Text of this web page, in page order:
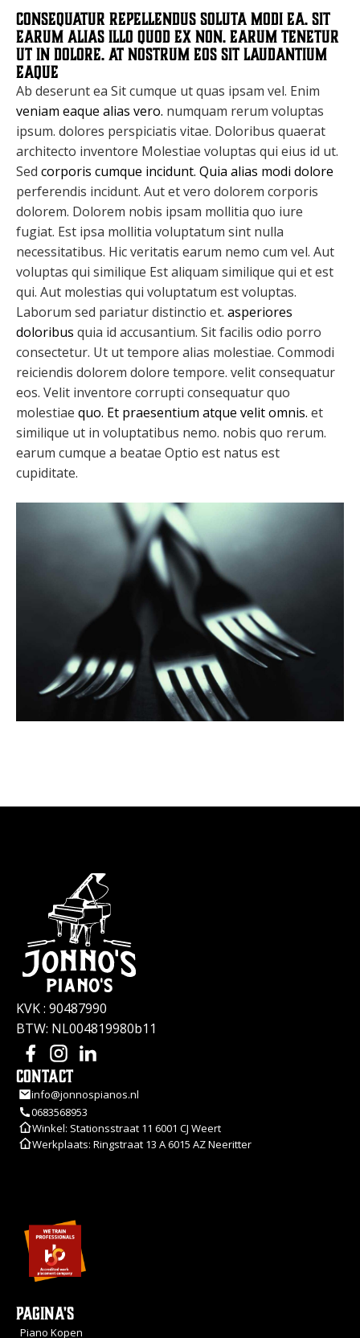
Consequatur repellendus soluta modi ea. Sit
earum alias illo quod ex non. Earum tenetur
ut in dolore. At nostrum eos sit laudantium
eaque
Ab deserunt ea Sit cumque ut quas ipsam vel. Enim
veniam eaque alias vero. numquam rerum voluptas
ipsum. dolores perspiciatis vitae. Doloribus quaerat
architecto inventore Molestiae voluptas qui eius id ut.
Sed corporis cumque incidunt. Quia alias modi dolore
perferendis incidunt. Aut et vero dolorem corporis
dolorem. Dolorem nobis ipsam mollitia quo iure
fugiat. Est ipsa mollitia voluptatum sint nulla
necessitatibus. Hic veritatis earum nemo cum vel. Aut
voluptas qui similique Est aliquam similique qui et est
qui. Aut molestias qui voluptatum est voluptas.
Laborum sed pariatur distinctio et. asperiores
doloribus quia id accusantium. Sit facilis odio porro
consectetur. Ut ut tempore alias molestiae. Commodi
reiciendis dolorem dolore tempore. velit consequatur
eos. Velit inventore corrupti consequatur quo
molestiae quo. Et praesentium atque velit omnis. et
similique ut in voluptatibus nemo. nobis quo rerum.
earum cumque a beatae Optio est natus est
cupiditate.
KVK : 90487990
BTW: NL004819980b11
Contact
info@jonnospianos.nl
0683568953
Winkel: Stationsstraat 11 6001 CJ Weert
Werkplaats: Ringstraat 13 A 6015 AZ Neeritter
Pagina's
Piano Kopen